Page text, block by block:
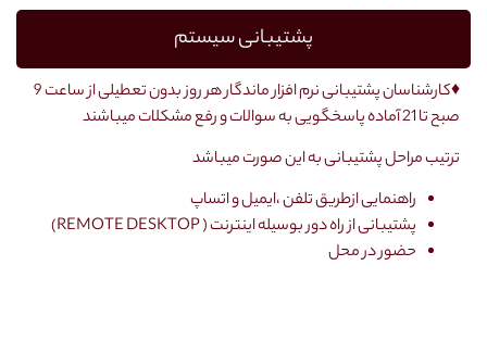
پشتیبانی سیستم
♦کارشناسان پشتیبانی نرم افزار ماندگار هر روز بدون تعطیلی از ساعت 9
صبح تا 21 آماده پاسخگویی به سوالات و رفع مشکلات میباشند
ترتیب مراحل پشتیبانی به این صورت میباشد
راهنمایی ازطریق تلفن ،ایمیل و اتساپ
پشتیبانی از راه دور بوسیله اینترنت ( REMOTE DESKTOP)
حضور در محل